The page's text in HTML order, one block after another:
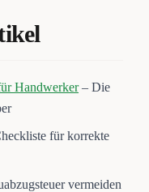
Handwerker– Die
für korrekte
vermeiden